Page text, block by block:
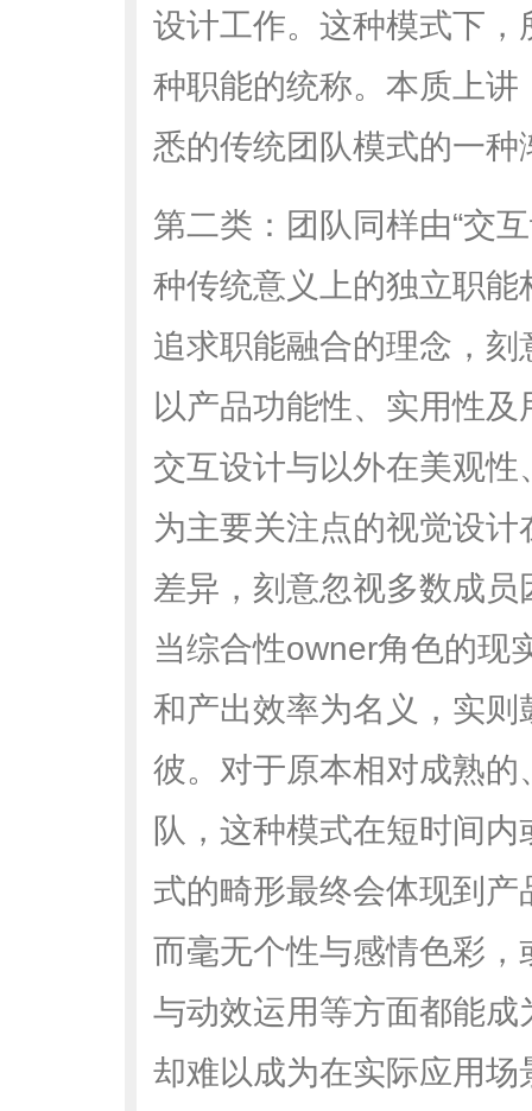
设计工作。这种模式下，
种职能的统称。本质上
悉的传统团队模式的一
第二类：团队同样由“交
种传统意义上的独立职
追求职能融合的理念，
以产品功能性、实用性
交互设计与以外在美观
为主要关注点的视觉设
差异，刻意忽视多数成
当综合性owner角色的现
和产出效率为名义，实
彼。对于原本相对成熟
队，这种模式在短时间
式的畸形最终会体现到
而毫无个性与感情色彩
与动效运用等方面都能
却难以成为在实际应用